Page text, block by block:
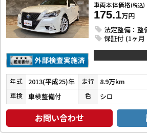
車両本体価格(税込)
175.1万円
法定整備：整
保証付 (1ヶ
年式 2013(平成25)年 走行 8.9万km
車検 車検整備付 色 シロ
お問い合わせ